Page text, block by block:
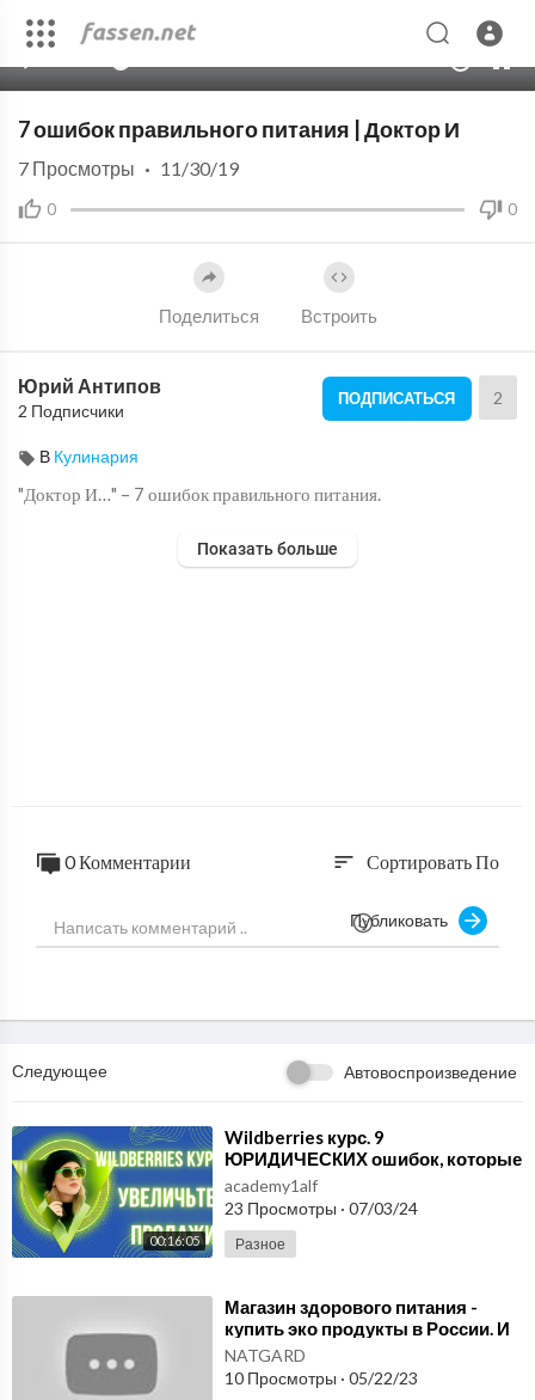
7 ошибок правильного питания | Доктор И
0 0
7 Просмотры · 11/30/19
Поделиться Встроить
Юрий Антипов
2 Подписчики
ПОДПИСАТЬСЯ 2
В Кулинария
"Доктор И…" – 7 ошибок правильного питания.
Показать больше
0 Комментарии sort Сортировать По
Публиковать
Следующее Автовоспроизведение
00:16:05
⁣Wildberries курс. 9
ЮРИДИЧЕСКИХ ошибок, которые
могут ЗАГУБИТЬ бизнес на
Валдберис, Озон, ЯндексМарк
academy1alf
23 Просмотры · 07/03/24
Разное
⁣Магазин здорового питания -
купить эко продукты в России. И
бытовые изделия с
микросферами. NatGard
NATGARD
10 Просмотры · 05/22/23